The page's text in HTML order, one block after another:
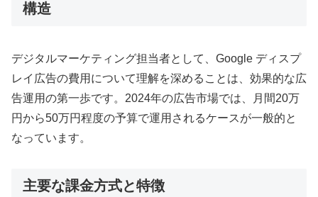
構造
デジタルマーケティング担当者として、Google ディスプ
レイ広告の費用について理解を深めることは、効果的な広
告運用の第一歩です。2024年の広告市場では、月間20万
円から50万円程度の予算で運用されるケースが一般的と
なっています。
主要な課金方式と特徴